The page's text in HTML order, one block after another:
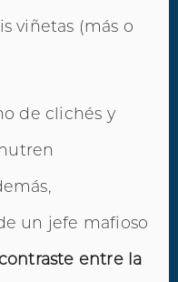
viñetas (más o
de clichés y
un jefe mafioso
entre la